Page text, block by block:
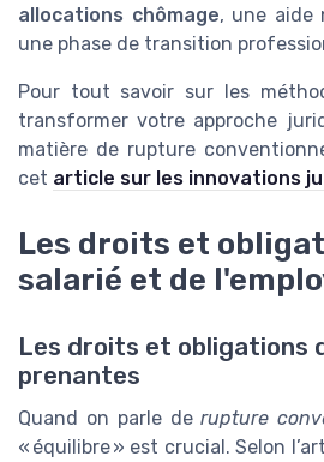
allocations chômage, une aide
une phase de transition
Pour tout savoir sur les
transformer votre approche
matière de rupture
cet article sur les innovations
Les droits et
salarié et de
Les droits et obligations
prenantes
Quand on parle derupture
« équilibre » est crucial. Selon